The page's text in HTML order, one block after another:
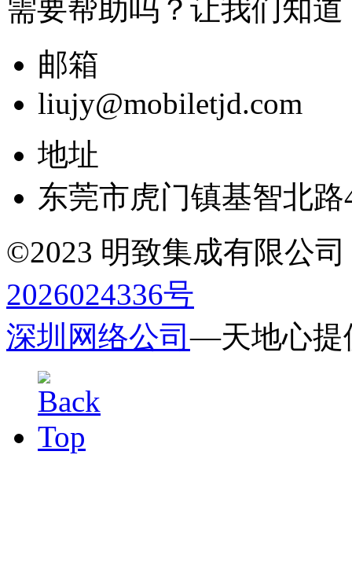
需要帮助吗？让我们知道
邮箱
liujy@mobiletjd.com
地址
东莞市虎门镇基智北路
©2023 明致集成有限公
2026024336号
深圳网络公司—天地心提